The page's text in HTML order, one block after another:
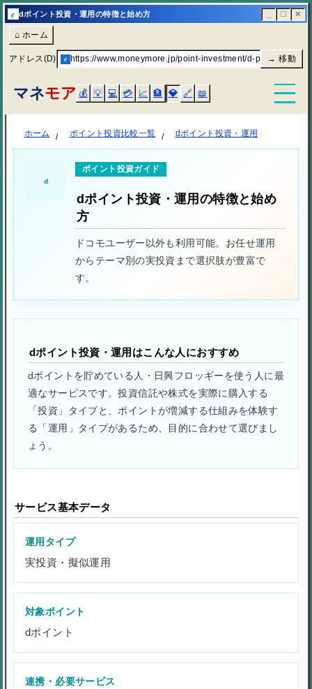
e dポイント投資・運用の特徴と始め方 ☐ ✕
⌂ ホーム
アドレス(D) e https://www.moneymore.jp/point-investment/d-point/→ 移動
マネモア 💰 💡 💻 💳 📈 🏦 💎 🔗 📖
ホーム ポイント投資比較一覧 dポイント投資・運用
d
ポイント投資ガイド
dポイント投資・運用の特徴と始め
方
ドコモユーザー以外も利用可能。お任せ運用
からテーマ別の実投資まで選択肢が豊富で
す。
dポイント投資・運用はこんな人におすすめ
dポイントを貯めている人・日興フロッギーを使う人に最
適なサービスです。投資信託や株式を実際に購入する
「投資」タイプと、ポイントが増減する仕組みを体験す
る「運用」タイプがあるため、目的に合わせて選びまし
ょう。
サービス基本データ
運用タイプ
実投資・擬似運用
対象ポイント
dポイント
連携・必要サービス